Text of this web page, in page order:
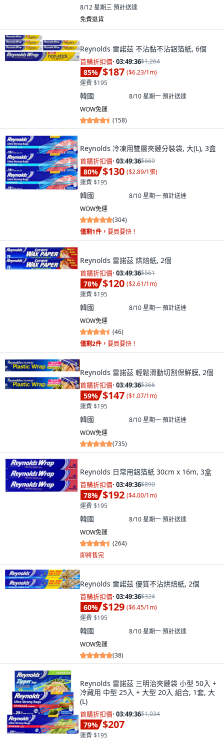
8/12 星期三預計送達
免費退貨
Reynolds 雷諾茲 不沾黏不沾鋁箔紙, 6個
首購折扣價· 03:49:34$1,264
85% $187 ($6.23/1m)
運費 $195
韓國 8/10 星期一預計送達
WOW免運
(158)
Reynolds 冷凍用雙層夾鏈分裝袋, 大(L), 3盒
首購折扣價· 03:49:34$669
80% $130 ($2.89/1張)
運費 $195
韓國 8/10 星期一預計送達
WOW免運
(304)
僅剩1件， 要買要快！
Reynolds 雷諾茲 烘焙紙, 2個
首購折扣價· 03:49:34$561
78% $120 ($2.61/1m)
運費 $195
韓國 8/10 星期一預計送達
WOW免運
(46)
僅剩2件， 要買要快！
Reynolds 雷諾茲 輕鬆滑動切割保鮮膜, 2個
首購折扣價· 03:49:34$366
59% $147 ($1.07/1m)
運費 $195
韓國 8/10 星期一預計送達
WOW免運
(735)
Reynolds 日常用鋁箔紙 30cm x 16m, 3盒
首購折扣價· 03:49:34$890
78% $192 ($4.00/1m)
運費 $195
韓國 8/10 星期一預計送達
WOW免運
(264)
即將售完
Reynolds 雷諾茲 優質不沾烘焙紙, 2個
首購折扣價· 03:49:34$324
60% $129 ($6.45/1m)
運費 $195
韓國 8/10 星期一預計送達
WOW免運
(38)
Reynolds 雷諾茲 三明治夾鏈袋 小型 50入 +
冷藏用 中型 25入 + 大型 20入 組合, 1套, 大
(L)
首購折扣價· 03:49:34$1,034
79% $207
運費 $195